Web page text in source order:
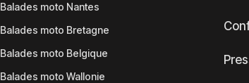
Balades moto Nantes
Balades moto Bretagne
Balades moto Belgique
Balades moto Wallonie